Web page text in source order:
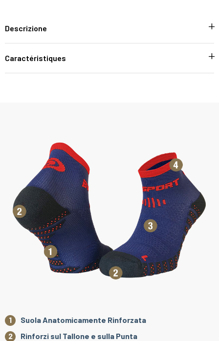
Descrizione
Caractéristiques
Suola Anatomicamente Rinforzata
Rinforzi sul Tallone e sulla Punta